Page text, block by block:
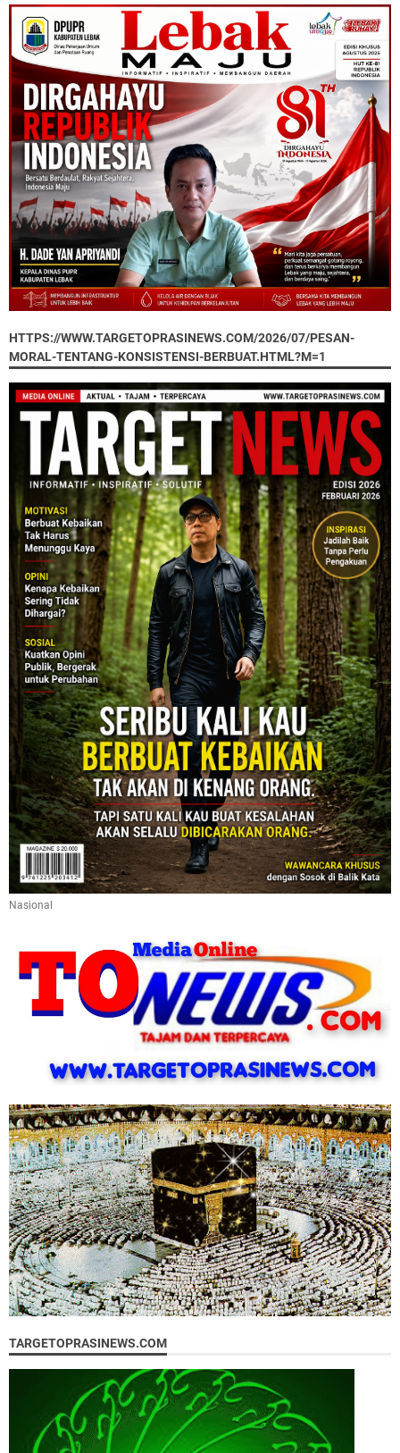
HTTPS://WWW.TARGETOPRASINEWS.COM/2026/07/PESAN-
MORAL-TENTANG-KONSISTENSI-BERBUAT.HTML?M=1
Nasional
TARGETOPRASINEWS.COM